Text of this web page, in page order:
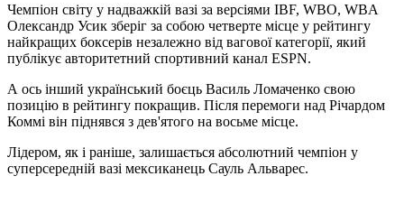
Чемпіон світу у надважкій вазі за версіями IBF, WBO, WBA
Олександр Усик зберіг за собою четверте місце у рейтингу
найкращих боксерів незалежно від вагової категорії, який
публікує авторитетний спортивний канал ESPN.
А ось інший український боєць Василь Ломаченко свою
позицію в рейтингу покращив. Після перемоги над Річардом
Коммі він піднявся з дев'ятого на восьме місце.
Лідером, як і раніше, залишається абсолютний чемпіон у
суперсередній вазі мексиканець Сауль Альварес.